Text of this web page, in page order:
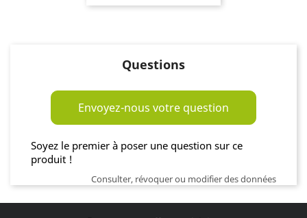
Questions
Envoyez-nous votre question
Soyez le premier à poser une question sur ce
produit !
Consulter, révoquer ou modifier des données